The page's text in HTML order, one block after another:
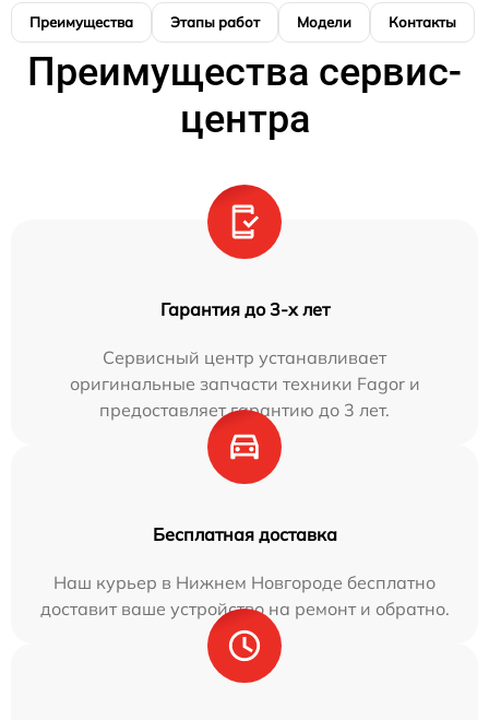
Преимущества Этапы работ Модели Контакты
Преимущества сервис-
центра
Гарантия до 3-х лет
Сервисный центр устанавливает
оригинальные запчасти техники Fagor и
предоставляет гарантию до 3 лет.
Бесплатная доставка
Наш курьер в Нижнем Новгороде бесплатно
доставит ваше устройство на ремонт и обратно.